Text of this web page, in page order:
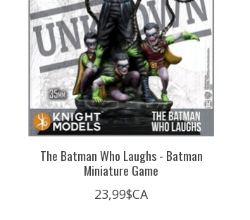
The Batman Who Laughs - Batman
Miniature Game
23,99$CA